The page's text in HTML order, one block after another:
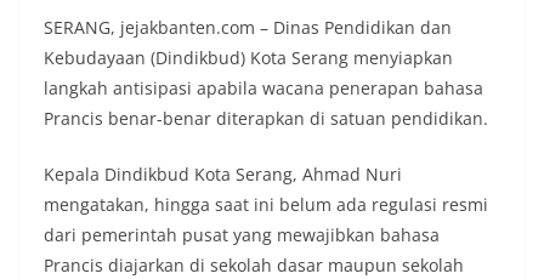
SERANG, jejakbanten.com – Dinas Pendidikan dan
Kebudayaan (Dindikbud) Kota Serang menyiapkan
langkah antisipasi apabila wacana penerapan bahasa
Prancis benar-benar diterapkan di satuan pendidikan.
Kepala Dindikbud Kota Serang, Ahmad Nuri
mengatakan, hingga saat ini belum ada regulasi resmi
dari pemerintah pusat yang mewajibkan bahasa
Prancis diajarkan di sekolah dasar maupun sekolah